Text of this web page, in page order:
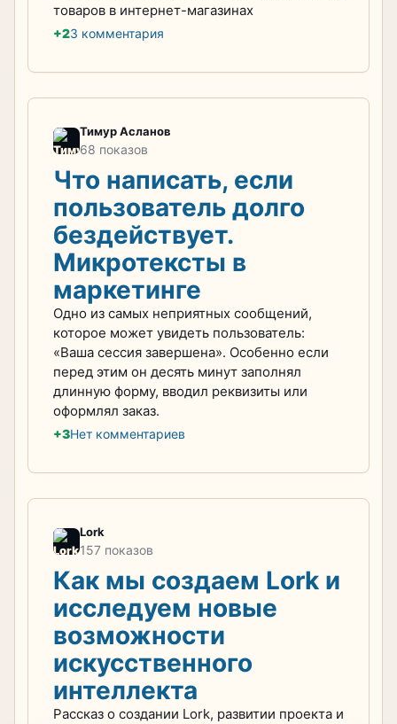
товаров в интернет-магазинах
+23 комментария
Тимур Асланов
68 показов
Что написать, если
пользователь долго
бездействует.
Микротексты в
маркетинге
Одно из самых неприятных сообщений,
которое может увидеть пользователь:
«Ваша сессия завершена». Особенно если
перед этим он десять минут заполнял
длинную форму, вводил реквизиты или
оформлял заказ.
+3Нет комментариев
Lork
157 показов
Как мы создаем Lork и
исследуем новые
возможности
искусственного
интеллекта
Рассказ о создании Lork, развитии проекта и